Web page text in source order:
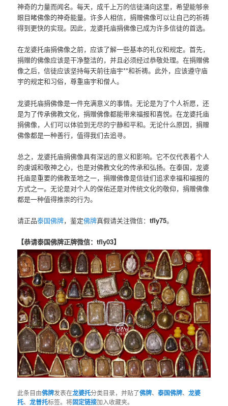
神奇的力量而闻名。每天，成千上万的信徒涌向这里，希望能够亲
眼目睹佛像的神奇能量。许多人相信，捐赠佛像可以让自己的祈祷
得到更快的实现。因此，龙婆托庙捐佛像已成为许多信徒的首选。
在龙婆托庙捐佛像之前，应该了解一些基本的礼仪和规定。首先，
捐赠的佛像应该是干净整洁的，并且必须经过恭敬处理。在捐赠佛
像之后，信徒应该坚持每天前往庙宇**和祈祷。此外，应该遵守庙
宇的规定和习俗，尊重庙宇和僧人。
龙婆托庙捐佛像是一件充满意义的事情。无论是为了个人祈愿，还
是为了传承佛教文化，捐赠佛像都能带来福报和喜悦。在龙婆托庙
捐佛像，人们可以体验到无尽的宁静和平和。无论什么原因，捐赠
佛像都是一种善行，值得我们去追寻。
总之，龙婆托庙捐佛像具有深远的意义和影响。它不仅代表着个人
的虔诚和敬神之心，也是对佛教文化的传承和弘扬。在泰国，龙婆
托庙是重要的佛教圣地之一，捐赠佛像是信徒们追求幸福和福报的
方式之一。无论是对个人的保佑还是对传统文化的敬仰，捐赠佛像
都是一种值得推崇的行为。
请正品泰国佛牌，鉴定佛牌真假请关注微信：tfly75。
【恭请泰国佛牌正牌微信：tfly03】
此条目由佛牌发表在龙婆托分类目录，并贴了佛牌、泰国佛牌、龙婆
托、龙普托标签。将固定链接加入收藏夹。